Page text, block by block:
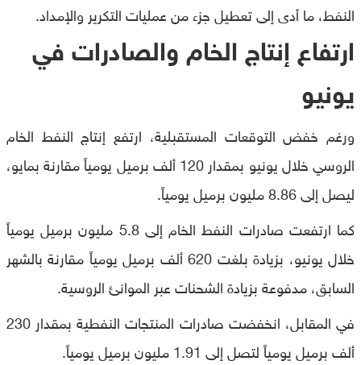
النفط، ما أدى إلى تعطيل جزء من عمليات التكرير والإمداد.
ارتفاع إنتاج الخام والصادرات في
يونيو
ورغم خفض التوقعات المستقبلية، ارتفع إنتاج النفط الخام
الروسي خلال يونيو بمقدار 120 ألف برميل يومياً مقارنة بمايو،
ليصل إلى 8.86 مليون برميل يومياً.
كما ارتفعت صادرات النفط الخام إلى 5.8 مليون برميل يومياً
خلال يونيو، بزيادة بلغت 620 ألف برميل يومياً مقارنة بالشهر
السابق، مدفوعة بزيادة الشحنات عبر الموانئ الروسية.
في المقابل، انخفضت صادرات المنتجات النفطية بمقدار 230
ألف برميل يومياً لتصل إلى 1.91 مليون برميل يومياً.